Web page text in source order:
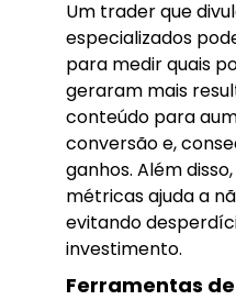
Um trader que
especializados
para medir quais
geraram mais
conteúdo para
conversão e,
ganhos. Além
métricas ajuda a
evitando
investimento.
Ferramentas